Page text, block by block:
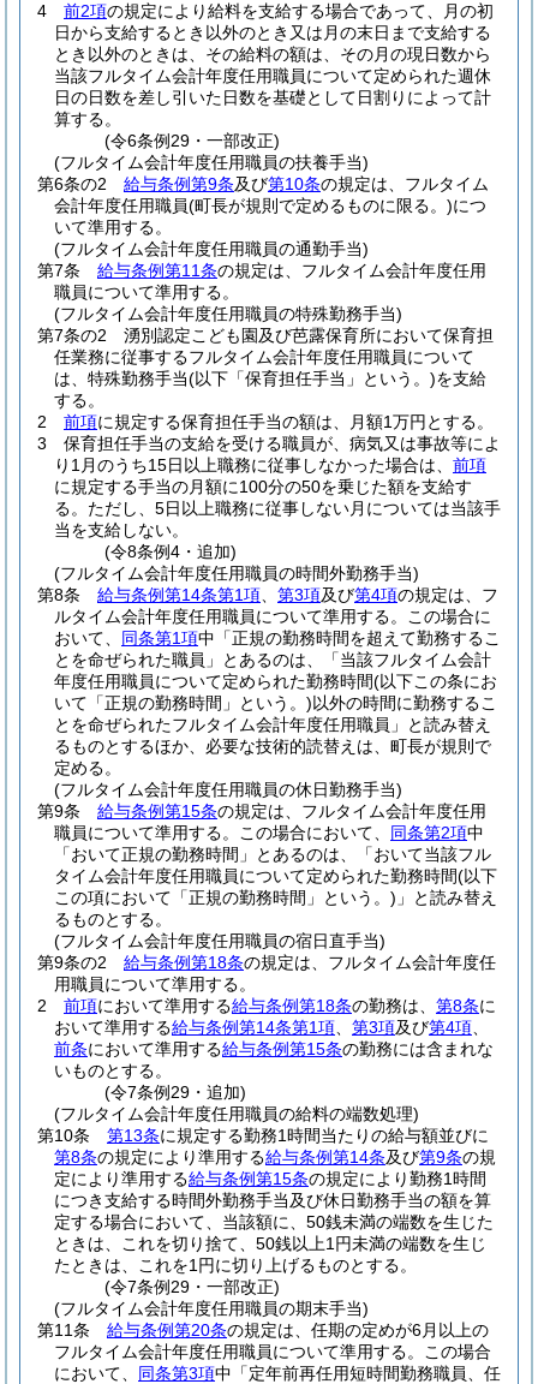
4
前2項の規定により給料を支給する場合であって、月の初
日から支給するとき以外のとき又は月の末日まで支給する
とき以外のときは、その給料の額は、その月の現日数から
当該フルタイム会計年度任用職員について定められた週休
日の日数を差し引いた日数を基礎として日割りによって計
算する。
(令6条例29・一部改正)
(フルタイム会計年度任用職員の扶養手当)
第6条の2
給与条例第9条及び第10条の規定は、フルタイム
会計年度任用職員(町長が規則で定めるものに限る。)につ
いて準用する。
(フルタイム会計年度任用職員の通勤手当)
第7条
給与条例第11条の規定は、フルタイム会計年度任用
職員について準用する。
(フルタイム会計年度任用職員の特殊勤務手当)
第7条の2
湧別認定こども園及び芭露保育所において保育担
任業務に従事するフルタイム会計年度任用職員について
は、特殊勤務手当(以下「保育担任手当」という。)を支給
する。
2
前項に規定する保育担任手当の額は、月額1万円とする。
3
保育担任手当の支給を受ける職員が、病気又は事故等によ
り1月のうち15日以上職務に従事しなかった場合は、 前項
に規定する手当の月額に100分の50を乗じた額を支給す
る。 ただし、5日以上職務に従事しない月については当該手
当を支給しない。
(令8条例4・追加)
(フルタイム会計年度任用職員の時間外勤務手当)
第8条
給与条例第14条第1項 第3項及び第4項の規定は、フ
ルタイム会計年度任用職員について準用する。
この場合に
おいて、 同条第1項中「正規の勤務時間を超えて勤務するこ
とを命ぜられた職員」とあるのは、「当該フルタイム会計
年度任用職員について定められた勤務時間(以下この条にお
いて「正規の勤務時間」という。)以外の時間に勤務するこ
とを命ぜられたフルタイム会計年度任用職員」と読み替え
るものとするほか、必要な技術的読替えは、町長が規則で
定める。
(フルタイム会計年度任用職員の休日勤務手当)
第9条
給与条例第15条の規定は、フルタイム会計年度任用
職員について準用する。
この場合において、 同条第2項中
「おいて正規の勤務時間」とあるのは、「おいて当該フル
タイム会計年度任用職員について定められた勤務時間(以下
この項において「正規の勤務時間」という。) 」と読み替え
るものとする。
(フルタイム会計年度任用職員の宿日直手当)
第9条の2
給与条例第18条の規定は、フルタイム会計年度任
用職員について準用する。
2
前項において準用する給与条例第18条の勤務は、 第8条に
おいて準用する給与条例第14条第1項 第3項及び第4項
前条において準用する給与条例第15条の勤務には含まれな
いものとする。
(令7条例29・追加)
(フルタイム会計年度任用職員の給料の端数処理)
第10条
第13条に規定する勤務1時間当たりの給与額並びに
第8条の規定により準用する給与条例第14条及び第9条の規
定により準用する給与条例第15条の規定により勤務1時間
につき支給する時間外勤務手当及び休日勤務手当の額を算
定する場合において、当該額に、50銭未満の端数を生じた
ときは、これを切り捨て、50銭以上1円未満の端数を生じ
たときは、これを1円に切り上げるものとする。
(令7条例29・一部改正)
(フルタイム会計年度任用職員の期末手当)
第11条
給与条例第20条の規定は、任期の定めが6月以上の
フルタイム会計年度任用職員について準用する。
この場合
において、 同条第3項中「定年前再任用短時間勤務職員、任